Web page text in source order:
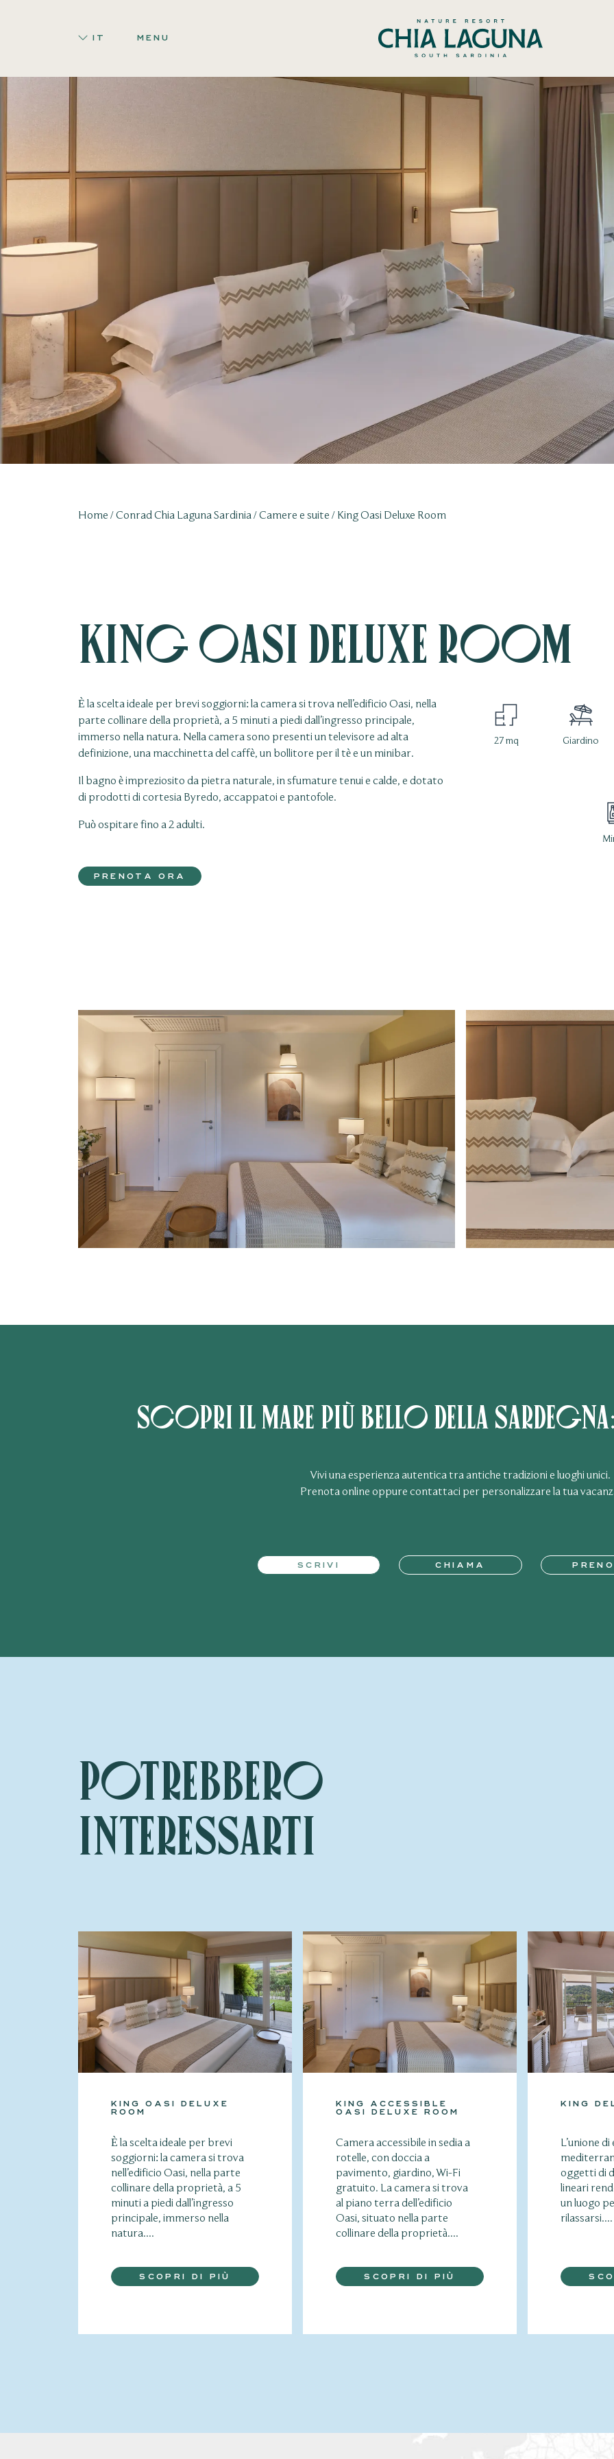
IT MENU
Home Conrad Chia Laguna Sardinia Camere e suite King Oasi Deluxe Room
King Oasi Deluxe Room
È la scelta ideale per brevi soggiorni: la camera si trova nell’edificio Oasi, nella
parte collinare della proprietà, a 5 minuti a piedi dall’ingresso principale,
immerso nella natura. Nella camera sono presenti un televisore ad alta
definizione, una macchinetta del caffè, un bollitore per il tè e un minibar.
Il bagno è impreziosito da pietra naturale, in sfumature tenui e calde, e dotato
di prodotti di cortesia Byredo, accappatoi e pantofole.
Può ospitare fino a 2 adulti.
PRENOTA ORA
27 mq Giardino
Scopri il mare più bello della
Vivi una esperienza autentica tra antiche tradizioni e luoghi unici.
Prenota online oppure contattaci per personalizzare la tua
SCRIVI CHIAMA
Potrebbero
interessarti
KING OASI DELUXE
ROOM
È la scelta ideale per brevi
soggiorni: la camera si trova
nell’edificio Oasi, nella parte
collinare della proprietà, a 5
minuti a piedi dall’ingresso
principale, immerso nella
natura....
SCOPRI DI PIÙ
KING ACCESSIBLE
OASI DELUXE ROOM
Camera accessibile in sedia a
rotelle, con doccia a
pavimento, giardino, Wi-Fi
gratuito. La camera si trova
al piano terra dell’edificio
Oasi, situato nella parte
collinare della proprietà....
SCOPRI DI PIÙ
KING
L’unione
oggetti di
lineari
un luogo
rilassarsi....